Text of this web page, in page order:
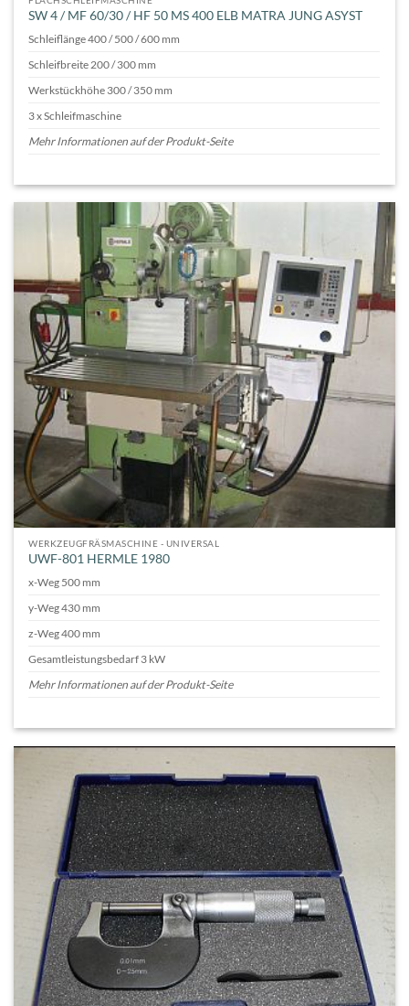
SW 4 / MF 60/30 / HF 50 MS 400 ELB MATRA JUNG ASYST
Schleiflänge 400 / 500 / 600 mm
Schleifbreite 200 / 300 mm
Werkstückhöhe 300 / 350 mm
3 x Schleifmaschine
Mehr Informationen auf der Produkt-Seite
WERKZEUGFRÄSMASCHINE - UNIVERSAL
UWF-801 HERMLE 1980
x-Weg 500 mm
y-Weg 430 mm
z-Weg 400 mm
Gesamtleistungsbedarf 3 kW
Mehr Informationen auf der Produkt-Seite